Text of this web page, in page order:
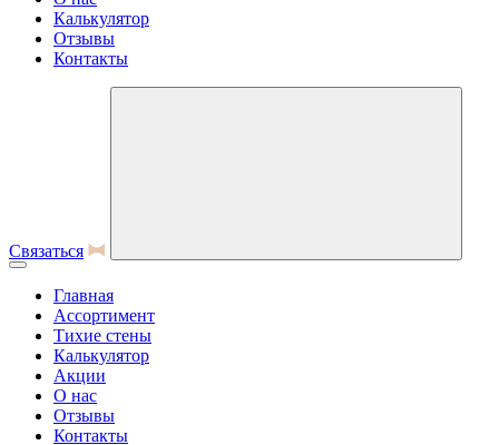
Калькулятор
Отзывы
Контакты
Связаться
Главная
Ассортимент
Тихие стены
Калькулятор
Акции
О нас
Отзывы
Контакты